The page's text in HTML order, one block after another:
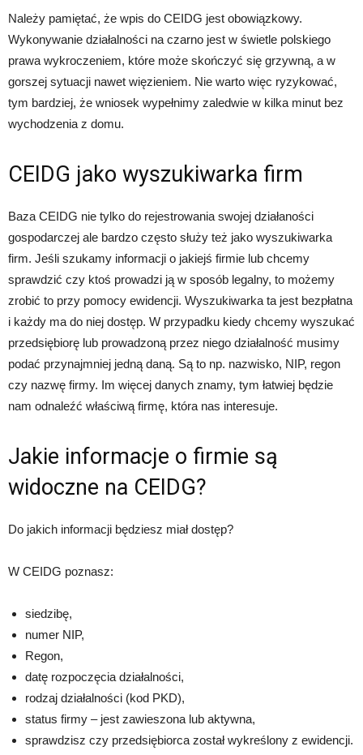
Należy pamiętać, że wpis do CEIDG jest obowiązkowy.
Wykonywanie działalności na czarno jest w świetle polskiego
prawa wykroczeniem, które może skończyć się grzywną, a w
gorszej sytuacji nawet więzieniem. Nie warto więc ryzykować,
tym bardziej, że wniosek wypełnimy zaledwie w kilka minut bez
wychodzenia z domu.
CEIDG jako wyszukiwarka firm
Baza CEIDG nie tylko do rejestrowania swojej działaności
gospodarczej ale bardzo często służy też jako wyszukiwarka
firm. Jeśli szukamy informacji o jakiejś firmie lub chcemy
sprawdzić czy ktoś prowadzi ją w sposób legalny, to możemy
zrobić to przy pomocy ewidencji. Wyszukiwarka ta jest bezpłatna
i każdy ma do niej dostęp. W przypadku kiedy chcemy wyszukać
przedsiębiorę lub prowadzoną przez niego działalność musimy
podać przynajmniej jedną daną. Są to np. nazwisko, NIP, regon
czy nazwę firmy. Im więcej danych znamy, tym łatwiej będzie
nam odnaleźć właściwą firmę, która nas interesuje.
Jakie informacje o firmie są
widoczne na CEIDG?
Do jakich informacji będziesz miał dostęp?
W CEIDG poznasz:
siedzibę,
numer NIP,
Regon,
datę rozpoczęcia działalności,
rodzaj działalności (kod PKD),
status firmy – jest zawieszona lub aktywna,
sprawdzisz czy przedsiębiorca został wykreślony z ewidencji.